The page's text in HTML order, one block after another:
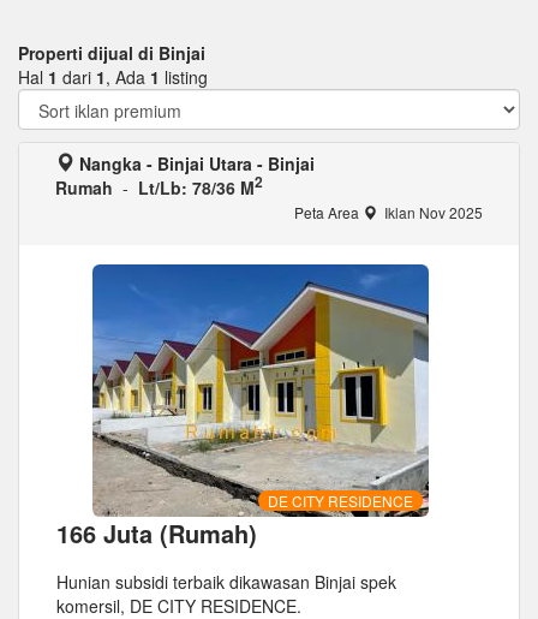
Properti dijual di Binjai
Hal 1 dari 1, Ada 1 listing
Nangka - Binjai Utara - Binjai
Rumah - Lt/Lb: 78/36 M2
Peta Area Iklan Nov 2025
DE CITY RESIDENCE
166 Juta (Rumah)
Hunian subsidi terbaik dikawasan Binjai spek
komersil, DE CITY RESIDENCE.